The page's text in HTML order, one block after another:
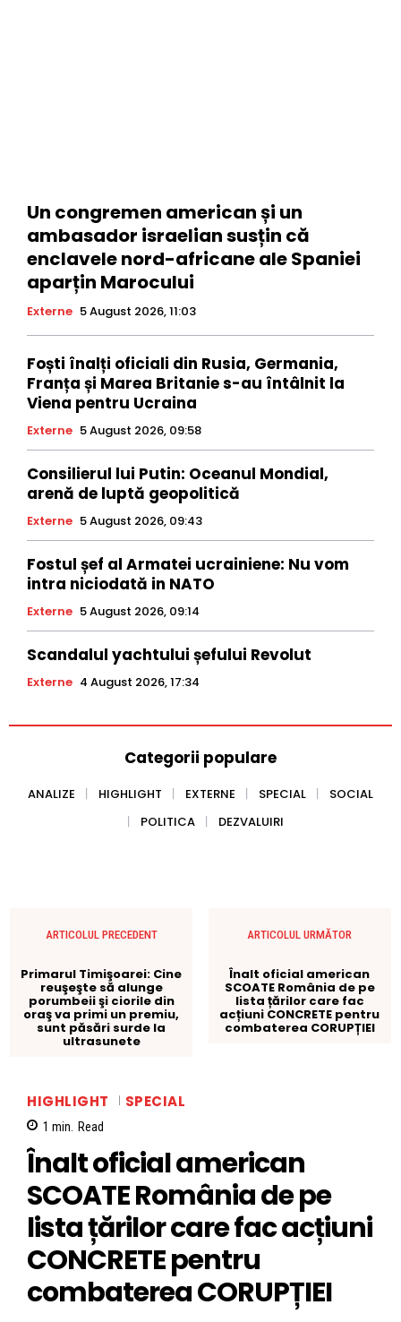
Un congremen american și un
ambasador israelian susțin că
enclavele nord-africane ale Spaniei
aparțin Marocului
Externe 5 August 2026, 11:03
Foști înalți oficiali din Rusia, Germania,
Franța și Marea Britanie s-au întâlnit la
Viena pentru Ucraina
Externe 5 August 2026, 09:58
Consilierul lui Putin: Oceanul Mondial,
arenă de luptă geopolitică
Externe 5 August 2026, 09:43
Fostul șef al Armatei ucrainiene: Nu vom
intra niciodată in NATO
Externe 5 August 2026, 09:14
Scandalul yachtului șefului Revolut
Externe 4 August 2026, 17:34
Categorii populare
ANALIZE HIGHLIGHT EXTERNE SPECIAL
SOCIAL
POLITICA
DEZVALUIRI
ARTICOLUL PRECEDENT
Primarul Timişoarei: Cine
reuşeşte să alunge
porumbeii şi ciorile din
oraş va primi un premiu,
sunt păsări surde la
ultrasunete
ARTICOLUL URMĂTOR
Înalt oficial american
SCOATE România de pe
lista țărilor care fac
acțiuni CONCRETE pentru
combaterea CORUPȚIEI